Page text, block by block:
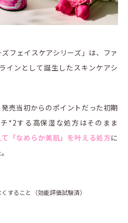
フェイスケアシリーズ」は、ファ
インとして誕生したスキンケアシ
売当初からのポイントだった初期
*2する高保湿な処方はそのまま
「なめらか美肌」を叶える処方に
すること（効能評価試験済）